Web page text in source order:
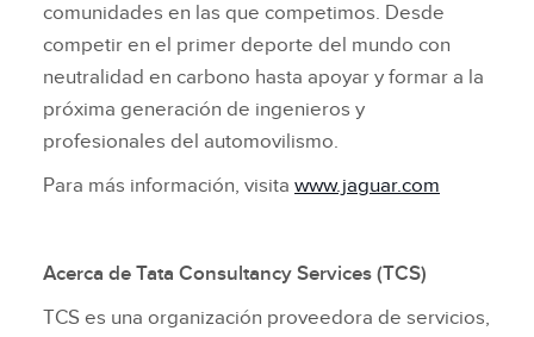
comunidades en las que competimos. Desde
competir en el primer deporte del mundo con
neutralidad en carbono hasta apoyar y formar a la
próxima generación de ingenieros y
profesionales del automovilismo.
Para más información, visita www.jaguar.com
Acerca de Tata Consultancy Services (TCS)
TCS es una organización proveedora de servicios,